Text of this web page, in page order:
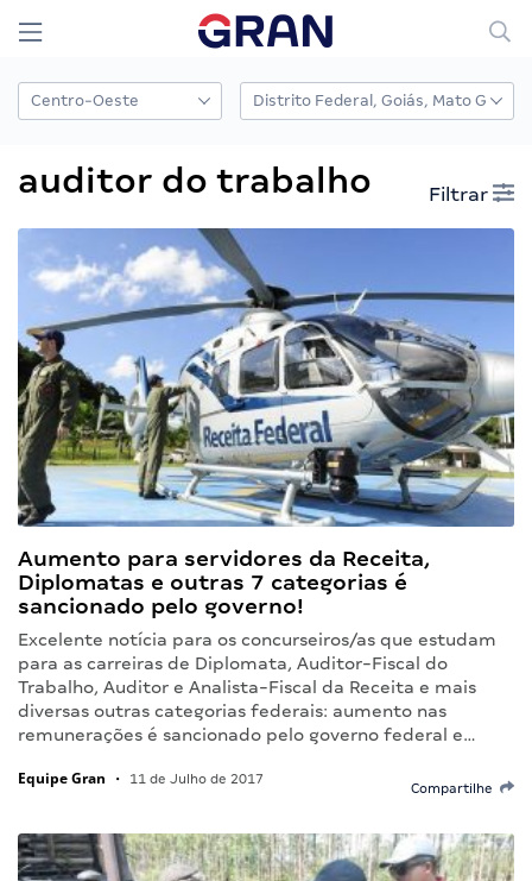
auditor do trabalho Filtrar
Aumento para servidores da Receita,
Diplomatas e outras 7 categorias é
sancionado pelo governo!
Excelente notícia para os concurseiros/as que estudam
para as carreiras de Diplomata, Auditor-Fiscal do
Trabalho, Auditor e Analista-Fiscal da Receita e mais
diversas outras categorias federais: aumento nas
remunerações é sancionado pelo governo federal e…
Equipe Gran • 11 de Julho de 2017
Compartilhe